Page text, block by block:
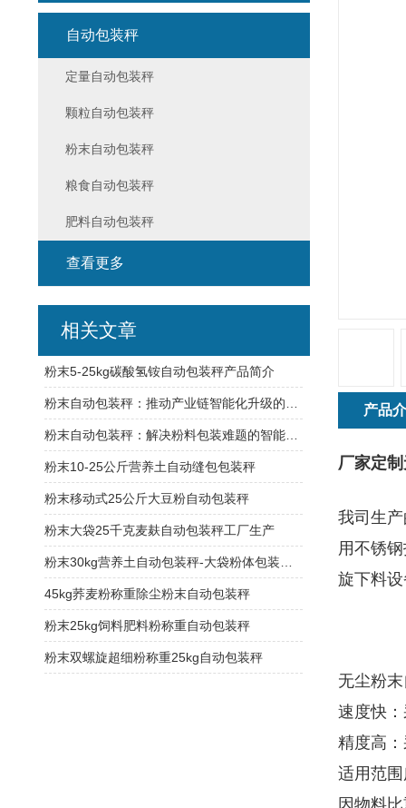
产品
厂家定
我司生
用不锈
旋下料
无尘粉
速度快
精度高
适用范
因物料
自动包装秤
定量自动包装秤
颗粒自动包装秤
粉末自动包装秤
粮食自动包装秤
肥料自动包装秤
查看更多
相关文章
粉末5-25kg碳酸氢铵自动包装秤产品简介
粉末10-25公斤营养土自动缝包包装秤
粉末移动式25公斤大豆粉自动包装秤
粉末大袋25千克麦麸自动包装秤工厂生产
45kg荞麦粉称重除尘粉末自动包装秤
粉末25kg饲料肥料粉称重自动包装秤
粉末双螺旋超细粉称重25kg自动包装秤